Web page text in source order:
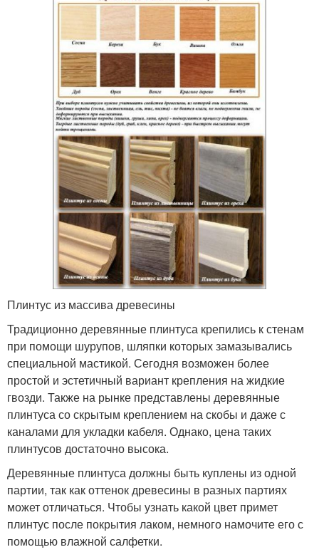
Плинтус из массива древесины
Традиционно деревянные плинтуса крепились к стенам
при помощи шурупов, шляпки которых замазывались
специальной мастикой. Сегодня возможен более
простой и эстетичный вариант крепления на жидкие
гвозди. Также на рынке представлены деревянные
плинтуса со скрытым креплением на скобы и даже с
каналами для укладки кабеля. Однако, цена таких
плинтусов достаточно высока.
Деревянные плинтуса должны быть куплены из одной
партии, так как оттенок древесины в разных партиях
может отличаться. Чтобы узнать какой цвет примет
плинтус после покрытия лаком, немного намочите его с
помощью влажной салфетки.